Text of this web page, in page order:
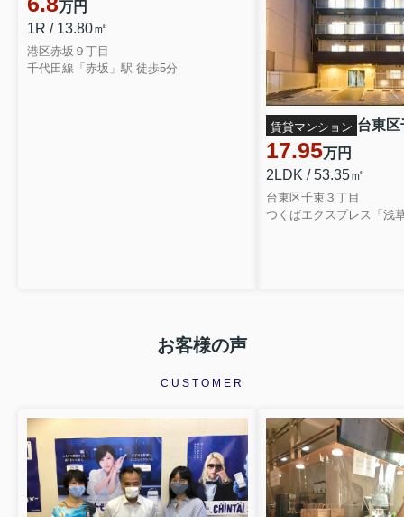
万円
1R / 13.80㎡
港区赤坂９丁目
千代田線「赤坂」駅 徒歩5分
賃貸マンション
17.95万円
2LDK / 53.35㎡
台東区千束３丁目
つくばエクスプレス「浅
お客様の声
CUSTOMER